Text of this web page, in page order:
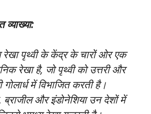
व्याख्या:
रेखा पृथ्वी के केंद्र के चारों ओर एक
रेखा है, जो पृथ्वी को उत्तरी और
गोलार्ध में विभाजित करती है।
ब्राजील और इंडोनेशिया उन देशों में